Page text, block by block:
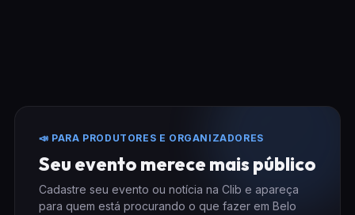
📣 PARA PRODUTORES E ORGANIZADORES
Seu evento merece mais público
Cadastre seu evento ou notícia na Clib e apareça
para quem está procurando o que fazer em Belo